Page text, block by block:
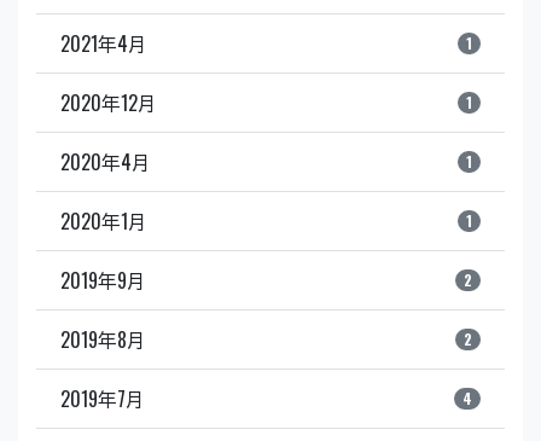
2021年4月 1
2020年12月 1
2020年4月 1
2020年1月 1
2019年9月 2
2019年8月 2
2019年7月 4